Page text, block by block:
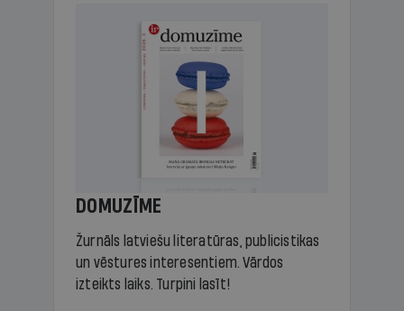
DOMUZĪME
Žurnāls latviešu literatūras, publicistikas
un vēstures interesentiem. Vārdos
izteikts laiks. Turpini lasīt!